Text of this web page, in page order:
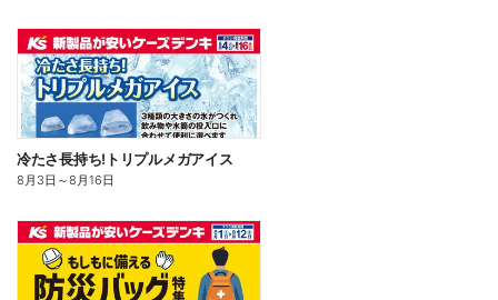
冷たさ長持ち!トリプルメガアイス
8月3日 ～8月16日